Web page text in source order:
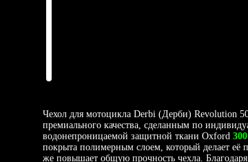
Чехол для мотоцикла Derbi (Дерби) Revolution
премиального качества, сделанным по
водонепроницаемой защитной ткани Oxford
покрыта полимерным слоем, который делает её
же повышает общую прочность чехла.